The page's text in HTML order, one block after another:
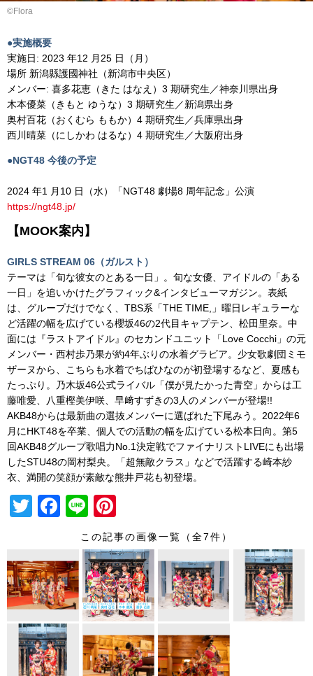
©︎Flora
●実施概要
実施日: 2023 年12 月25 日（月）
場所 新潟縣護國神社（新潟市中央区）
メンバー: 喜多花恵（きた はなえ）3 期研究生／神奈川県出身
木本優菜（きもと ゆうな）3 期研究生／新潟県出身
奥村百花（おくむら ももか）4 期研究生／兵庫県出身
西川晴菜（にしかわ はるな）4 期研究生／大阪府出身
●NGT48 今後の予定
2024 年1 月10 日（水）「NGT48 劇場8 周年記念」公演
https://ngt48.jp/
【MOOK案内】
GIRLS STREAM 06（ガルスト）
テーマは「旬な彼女のとある一日」。旬な女優、アイドルの「ある
一日」を追いかけたグラフィック&インタビューマガジン。表紙
は、グループだけでなく、TBS系「THE TIME,」曜日レギュラーな
ど活躍の幅を広げている櫻坂46の2代目キャプテン、松田里奈。中
面には『ラストアイドル』のセカンドユニット「Love Cocchi」の元
メンバー・西村歩乃果が約4年ぶりの水着グラビア。少女歌劇団ミモ
ザーヌから、こちらも水着でちばひなのが初登場するなど、夏感も
たっぷり。乃木坂46公式ライバル「僕が見たかった青空」からは工
藤唯愛、八重樫美伊咲、早﨑すずきの3人のメンバーが登場!!
AKB48からは最新曲の選抜メンバーに選ばれた下尾みう。2022年6
月にHKT48を卒業、 個人での活動の幅を広げている松本日向。第5
回AKB48グループ歌唱力No. 1決定戦でファイナリストLIVEにも出場
したSTU48の岡村梨央。「超無敵クラス」 などで活躍する崎本紗
衣、満開の笑顔が素敵な熊井戸花も初登場。
T
er
F
e
b
o
o
k
Li
n
e
nt
er
e
st
この記事の画像一覧（全7件）